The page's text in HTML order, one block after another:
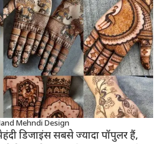
Mehndi Design
डिजाइंस सबसे ज्यादा पॉपुलर हैं,